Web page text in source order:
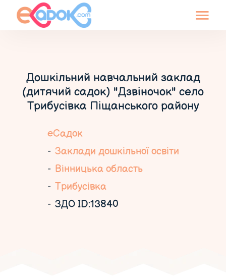
Дошкільний навчальний заклад
(дитячий садок) "Дзвіночок" село
Трибусівка Піщанського району
еСадок
Заклади дошкільної освіти
Вінницька область
Трибусівка
ЗДО ID:13840